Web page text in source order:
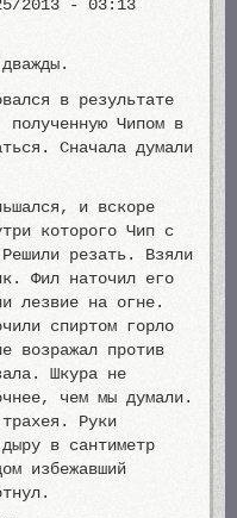
2013 - 03:13
в результате
полученную Чипом в
Сначала думали
и вскоре
которого Чип с
резать. Взяли
Фил наточил его
лезвие на огне.
спиртом горло
возражал против
Шкура не
чем мы думали.
Руки
в сантиметр
избежавший